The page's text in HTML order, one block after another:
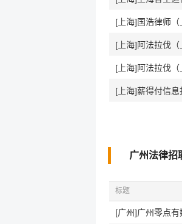
[上海]国浩律师
[上海]阿法拉伐（
[上海]阿法拉伐（
[上海]薪得付信
广州法律招
标题
[广州]广州零点有